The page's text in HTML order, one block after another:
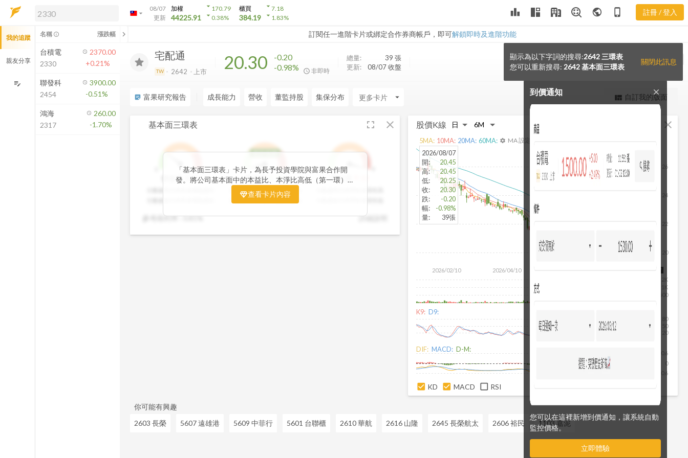
arrow_drop_down
08/07
更新
加權
44225.91
arrow_drop_down170.79
arrow_drop_down0.38%
櫃買
384.19
arrow_drop_down7.18
arrow_drop_down1.83% leaderboard public phone_iphone 註冊 / 登入
訂閱任一進階卡片或綁定合作券商帳戶，即可解鎖即時及進階功能
解鎖即時行情及進階功能
方案」，即可解鎖以下功能：
即時行情
即時市況與排行
成交金額熱力圖
前往方案訂閱
如何綁定合作券商
顯示為以下字詞的搜尋:2642 三環表
您可以重新搜尋: 2642 基本面三環表
關閉此訊息
宅配通
TW 2642 上市 20.30
-0.20
-0.98%
非即時
總量: 39 張
更新:
08/07 收盤
更強大的進階價量圖表
notification_add
到價通知
您可以在這裡新增到價通知，讓系統自動
監控價格。
立即體驗
close
VS
sticky_note_2 富果研究報告 成長能力 營收 董監持股 集保分布 arrow_drop_down view_quilt 自訂我的版面
基本面三環表 fullscreen close
9
價值環 分
低於低標
1 9
股利環 分
分數越高代表股利報酬率越高
分數越低代表股利報酬率越低
1
營收環
參考殖利率 :0.81% 詳細說明
「基本面三環表」卡片，為長予投資學院與富果合作開
發。將公司基本面中的本益比、本淨比高低（第一環）、
股利報酬率好壞（第二環）以及營收成長性（第三環），
透過數據分析與統計處理，用三環的表達方式讓投資人可
查看卡片內容
股價K線 close
2026/02/10 2026/04/10
20
22
24
26
2026/08/07
500
1K
2K
2026/08/07
開:
20.45
高:
20.45
低:
20.25
收:
20.30
跌:
-0.20
幅:
-0.98%
量: 39張
5MA: 10MA: 20MA: 60MA: settings MA 設定
K9: D9:
20
50
80
DIF: MACD: D-M:
-0.6
0
0.6
KD MACD RSI
你可能有興趣
2603 長榮
5607 遠雄港 5609 中菲行 5601 台聯櫃 2610 華航 2616 山隆 2645 長榮航太 2606 裕民 1103 嘉泥
我的追蹤
親友分享
edit_note
名稱 info_outline 漲跌幅 chevron_left
台積電
2330
2370.00
+0.21%
聯發科
2454
3900.00
-0.51%
鴻海
2317
260.00
-1.70%